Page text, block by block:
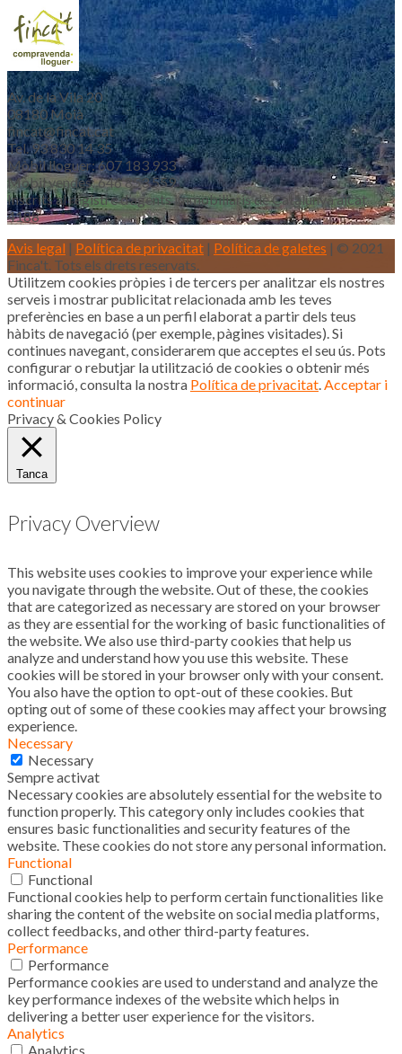
Av. de la Vila 20
08180 Moià
fincat@fincat.cat
Tel. 93 830 14 35
Mòbil lloguer: 607 183 933
Mòbil vendes: 646 853 559
Inscrits al registre d’agents immobiliaris de Catalunya aicat
4188
Avis legal | Política de privacitat | Política de galetes | © 2021
Finca't. Tots els drets reservats.
Utilitzem cookies pròpies i de tercers per analitzar els nostres
serveis i mostrar publicitat relacionada amb les teves
preferències en base a un perfil elaborat a partir dels teus
hàbits de navegació (per exemple, pàgines visitades). Si
continues navegant, considerarem que acceptes el seu ús. Pots
configurar o rebutjar la utilització de cookies o obtenir més
informació, consulta la nostra Política de privacitat Acceptar i
continuar
Privacy & Cookies Policy
Tanca
Privacy Overview
This website uses cookies to improve your experience while
you navigate through the website. Out of these, the cookies
that are categorized as necessary are stored on your browser
as they are essential for the working of basic functionalities of
the website. We also use third-party cookies that help us
analyze and understand how you use this website. These
cookies will be stored in your browser only with your consent.
You also have the option to opt-out of these cookies. But
opting out of some of these cookies may affect your browsing
experience.
Necessary
Necessary
Sempre activat
Necessary cookies are absolutely essential for the website to
function properly. This category only includes cookies that
ensures basic functionalities and security features of the
website. These cookies do not store any personal information.
Functional
Functional
Functional cookies help to perform certain functionalities like
sharing the content of the website on social media platforms,
collect feedbacks, and other third-party features.
Performance
Performance
Performance cookies are used to understand and analyze the
key performance indexes of the website which helps in
delivering a better user experience for the visitors.
Analytics
Analytics